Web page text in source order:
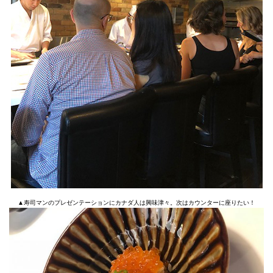
▲寿司マンのプレゼンテーションにカナダ人は興味津々。次はカウンターに座りたい！